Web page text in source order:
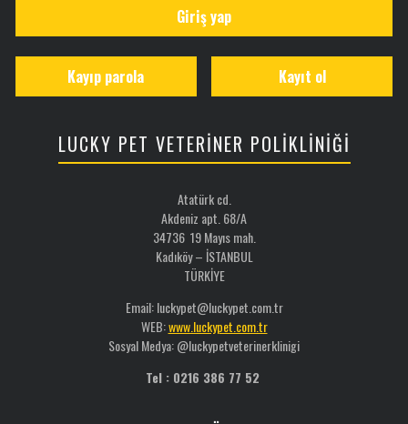
Giriş yap
Kayıt ol
Kayıp parola
LUCKY PET VETERİNER POLİKLİNİĞİ
Atatürk cd.
Akdeniz apt. 68/A
34736 19 Mayıs mah.
Kadıköy – İSTANBUL
TÜRKİYE
Email: luckypet@luckypet.com.tr
WEB:www.luckypet.com.tr
Sosyal Medya: @luckypetveterinerklinigi
Tel : 0216 386 77 52